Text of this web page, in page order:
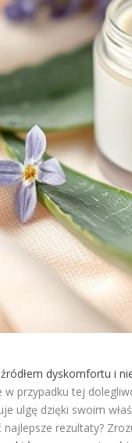
dyskomfortu i
w przypadku tej
ulgę dzięki swoim
najlepsze rezultaty?